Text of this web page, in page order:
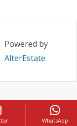
WhatsApp
Powered by
AlterEstate